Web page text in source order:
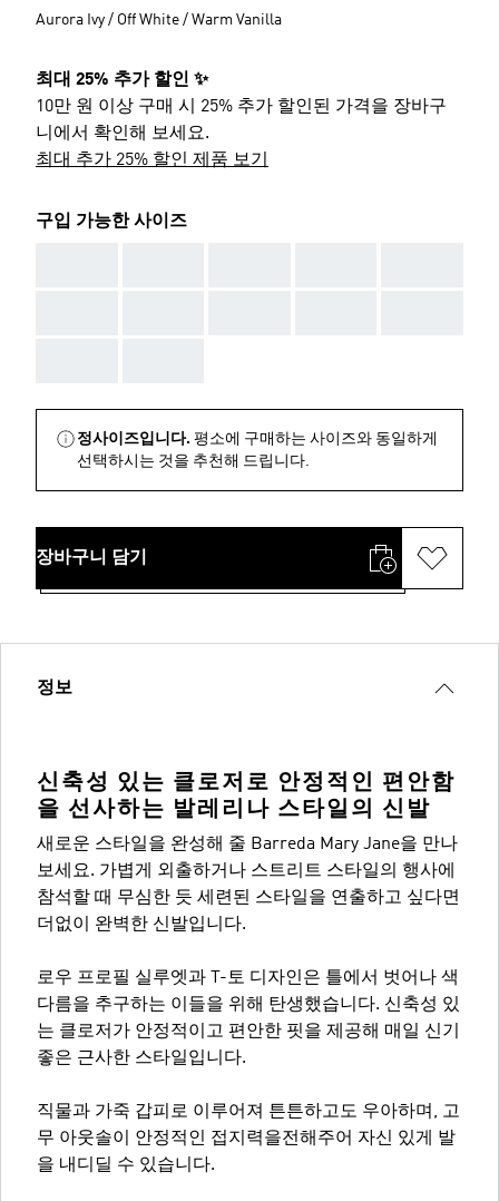
Aurora Ivy / Off White / Warm Vanilla
최대 25% 추가 할인 ✨
10만 원 이상 구매 시 25% 추가 할인된 가격을 장바구
니에서 확인해 보세요.
최대 추가 25% 할인 제품 보기
구입 가능한 사이즈
정사이즈입니다. 평소에 구매하는 사이즈와 동일하게
선택하시는 것을 추천해 드립니다.
장바구니 담기
정보
신축성 있는 클로저로 안정적인 편안함
을 선사하는 발레리나 스타일의 신발
새로운 스타일을 완성해 줄 Barreda Mary Jane을 만나
보세요. 가볍게 외출하거나 스트리트 스타일의 행사에
참석할 때 무심한 듯 세련된 스타일을 연출하고 싶다면
더없이 완벽한 신발입니다.
로우 프로필 실루엣과 T-토 디자인은 틀에서 벗어나 색
다름을 추구하는 이들을 위해 탄생했습니다. 신축성 있
는 클로저가 안정적이고 편안한 핏을 제공해 매일 신기
좋은 근사한 스타일입니다.
직물과 가죽 갑피로 이루어져 튼튼하고도 우아하며, 고
무 아웃솔이 안정적인 접지력을전해주어 자신 있게 발
을 내디딜 수 있습니다.